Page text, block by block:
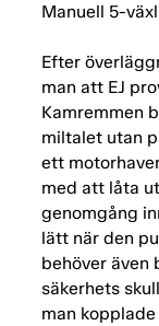
Manuell 5-
Efter
man att EJ
Kamremmen
miltalet utan
ett
med att låta
genomgång
lätt när den
behöver även
säkerhets
man